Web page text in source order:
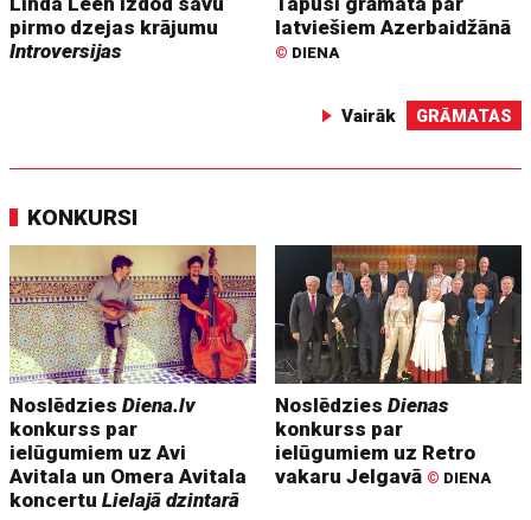
pirmo dzejas krājumu
Introversijas
latviešiem Azerbaidžānā
© DIENA
Vairāk GRĀMATAS
KONKURSI
NoslēdziesDiena.lv
konkurss par
ielūgumiem uz Avi
Avitala un Omera Avitala
koncertuLielajā dzintarā
NoslēdziesDienas
konkurss par
ielūgumiem uz Retro
vakaru Jelgavā © DIENA